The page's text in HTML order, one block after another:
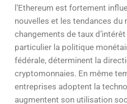
l’Ethereum est fortement
nouvelles et les tendances du
changements de taux
particulier la politique
fédérale, déterminent la
cryptomonnaies. En même
entreprises adoptent la
augmentent son utilisation